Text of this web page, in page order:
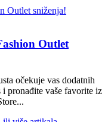
Outlet
očekuje vas dodatnih
i pronađite vaše favorite iz